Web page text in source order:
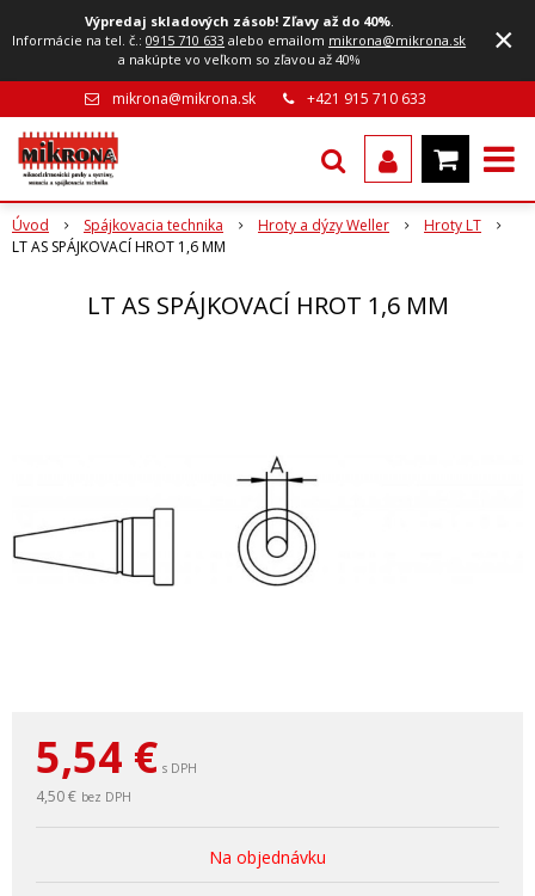
Výpredaj skladových zásob! Zľavy až do 40%.
Informácie na tel. č.:0915 710 633 alebo emailom mikrona@mikrona.sk
a nakúpte vo veľkom so zľavou až 40%
×
mikrona@mikrona.sk +421 915 710 633
Úvod Spájkovacia technika Hroty a dýzy Weller
Hroty LT
LT AS SPÁJKOVACÍ HROT 1,6 MM
LT AS SPÁJKOVACÍ HROT 1,6 MM
5,54 € s DPH
4,50 € bez DPH
Na objednávku